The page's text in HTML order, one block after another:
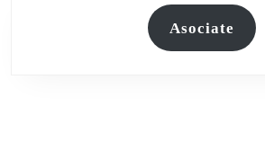
Asociate